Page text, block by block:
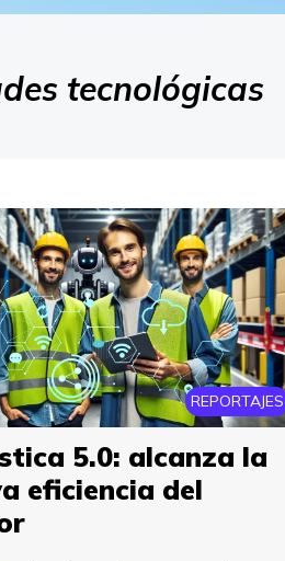
tecnológicas
REPORTAJES
5.0: alcanza la
eficiencia del